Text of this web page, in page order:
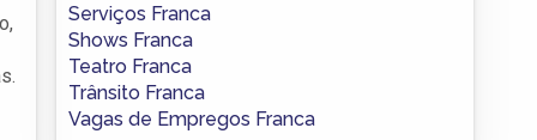
Serviços Franca
Shows Franca
Teatro Franca
Trânsito Franca
Vagas de Empregos Franca